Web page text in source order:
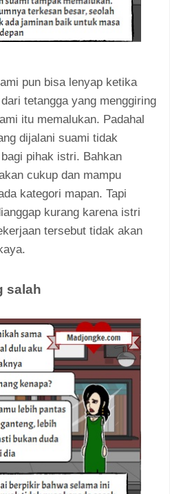
pun bisa lenyap ketika
tetangga yang menggiring
itu memalukan. Padahal
dijalani suami tidak
pihak istri. Bahkan
cukup dan mampu
kategori mapan. Tapi
kurang karena istri
tersebut tidak akan
salah